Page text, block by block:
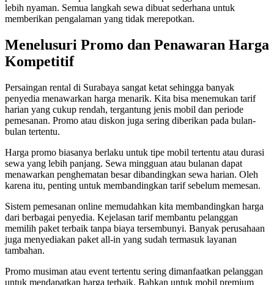
lebih nyaman. Semua langkah sewa dibuat sederhana untuk
memberikan pengalaman yang tidak merepotkan.
Menelusuri Promo dan Penawaran Harga
Kompetitif
Persaingan rental di Surabaya sangat ketat sehingga banyak
penyedia menawarkan harga menarik. Kita bisa menemukan tarif
harian yang cukup rendah, tergantung jenis mobil dan periode
pemesanan. Promo atau diskon juga sering diberikan pada bulan-
bulan tertentu.
Harga promo biasanya berlaku untuk tipe mobil tertentu atau durasi
sewa yang lebih panjang. Sewa mingguan atau bulanan dapat
menawarkan penghematan besar dibandingkan sewa harian. Oleh
karena itu, penting untuk membandingkan tarif sebelum memesan.
Sistem pemesanan online memudahkan kita membandingkan harga
dari berbagai penyedia. Kejelasan tarif membantu pelanggan
memilih paket terbaik tanpa biaya tersembunyi. Banyak perusahaan
juga menyediakan paket all-in yang sudah termasuk layanan
tambahan.
Promo musiman atau event tertentu sering dimanfaatkan pelanggan
untuk mendapatkan harga terbaik. Bahkan untuk mobil premium